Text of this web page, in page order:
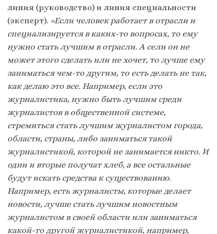
линия (руководство) и линия специальности
(эксперт). «Если человек работает в отрасли и
специализируется в каких-то вопросах, то ему
нужно стать лучшим в отрасли. А сели он не
может этого сделать или не хочет, то лучше ему
заниматься чем-то другим, то есть делать не так,
как делаю это все. Например, если это
журналистика, нужно быть лучшим среди
журналистов в общественной системе,
стремиться стать лучшим журналистом города,
области, страны, либо заниматься такой
журналистикой, которой не занимается никто. И
одни и вторые получат хлеб, а все остальные
будут искать средства к существованию.
Например, есть журналисты, которые делает
новости, лучше стать лучшим новостным
журналистом в своей области или заниматься
какой-то другой журналистикой, например,